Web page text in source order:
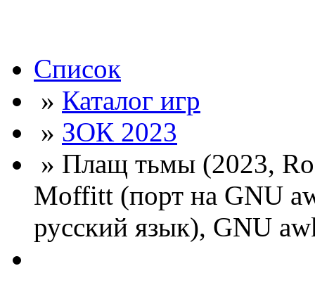
Список
» Каталог игр
» ЗОК 2023
» Плащ тьмы (2023,
Moffitt (порт на GNU
русский язык), GNU